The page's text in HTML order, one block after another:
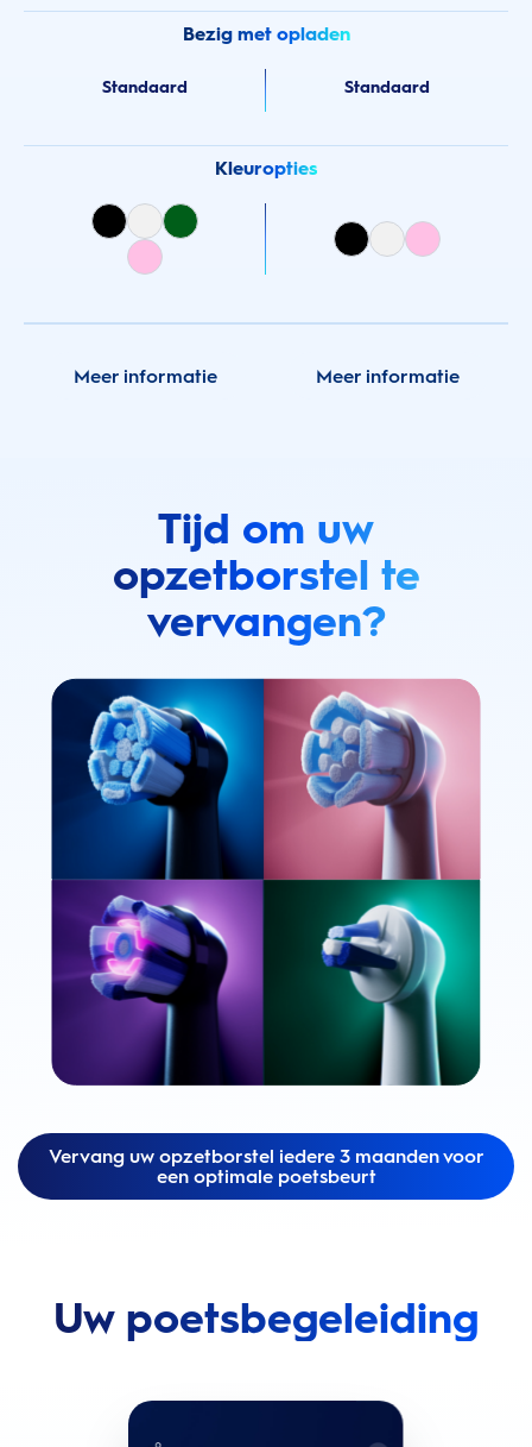
Bezig met opladen
Standaard Standaard
Kleuropties
Meer informatie Meer informatie
Tijd om uw
opzetborstel te
vervangen?
Vervang uw opzetborstel iedere 3 maanden voor
een optimale poetsbeurt
Uw poetsbegeleiding